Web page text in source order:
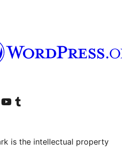
accountaccount
Visit our YouTube channel
Visit our Tumblr account
is the intellectual property